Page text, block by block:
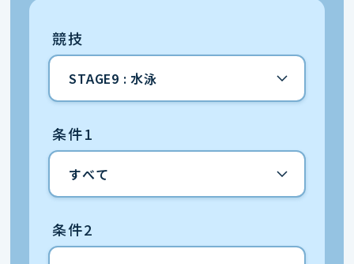
競技
条件1
条件2